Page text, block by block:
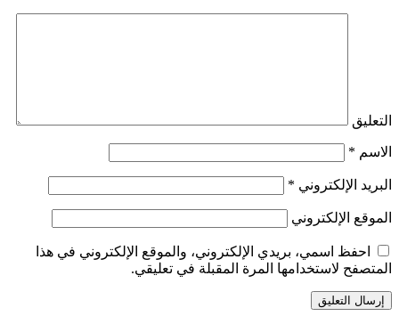
التعليق
الاسم *
البريد الإلكتروني *
الموقع الإلكتروني
احفظ اسمي، بريدي الإلكتروني، والموقع الإلكتروني في هذا
المتصفح لاستخدامها المرة المقبلة في تعليقي.